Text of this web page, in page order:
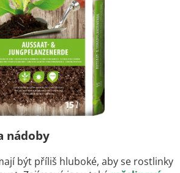
nádoby
být příliš hluboké, aby se rostlinky